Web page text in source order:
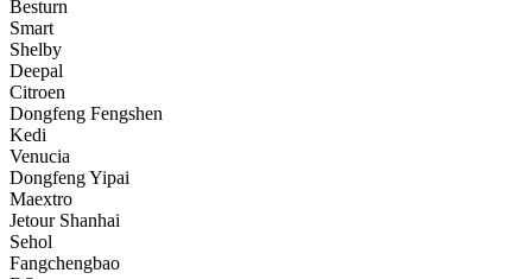
Besturn
Smart
Shelby
Deepal
Citroen
Dongfeng Fengshen
Kedi
Venucia
Dongfeng Yipai
Maextro
Jetour Shanhai
Sehol
Fangchengbao